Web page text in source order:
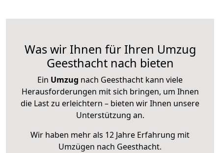
Was wir Ihnen für Ihren Umzug
Geesthacht nach bieten
Ein Umzug nach Geesthacht kann viele
Herausforderungen mit sich bringen, um Ihnen
die Last zu erleichtern – bieten wir Ihnen unsere
Unterstützung an.
Wir haben mehr als 12 Jahre Erfahrung mit
Umzügen nach Geesthacht.